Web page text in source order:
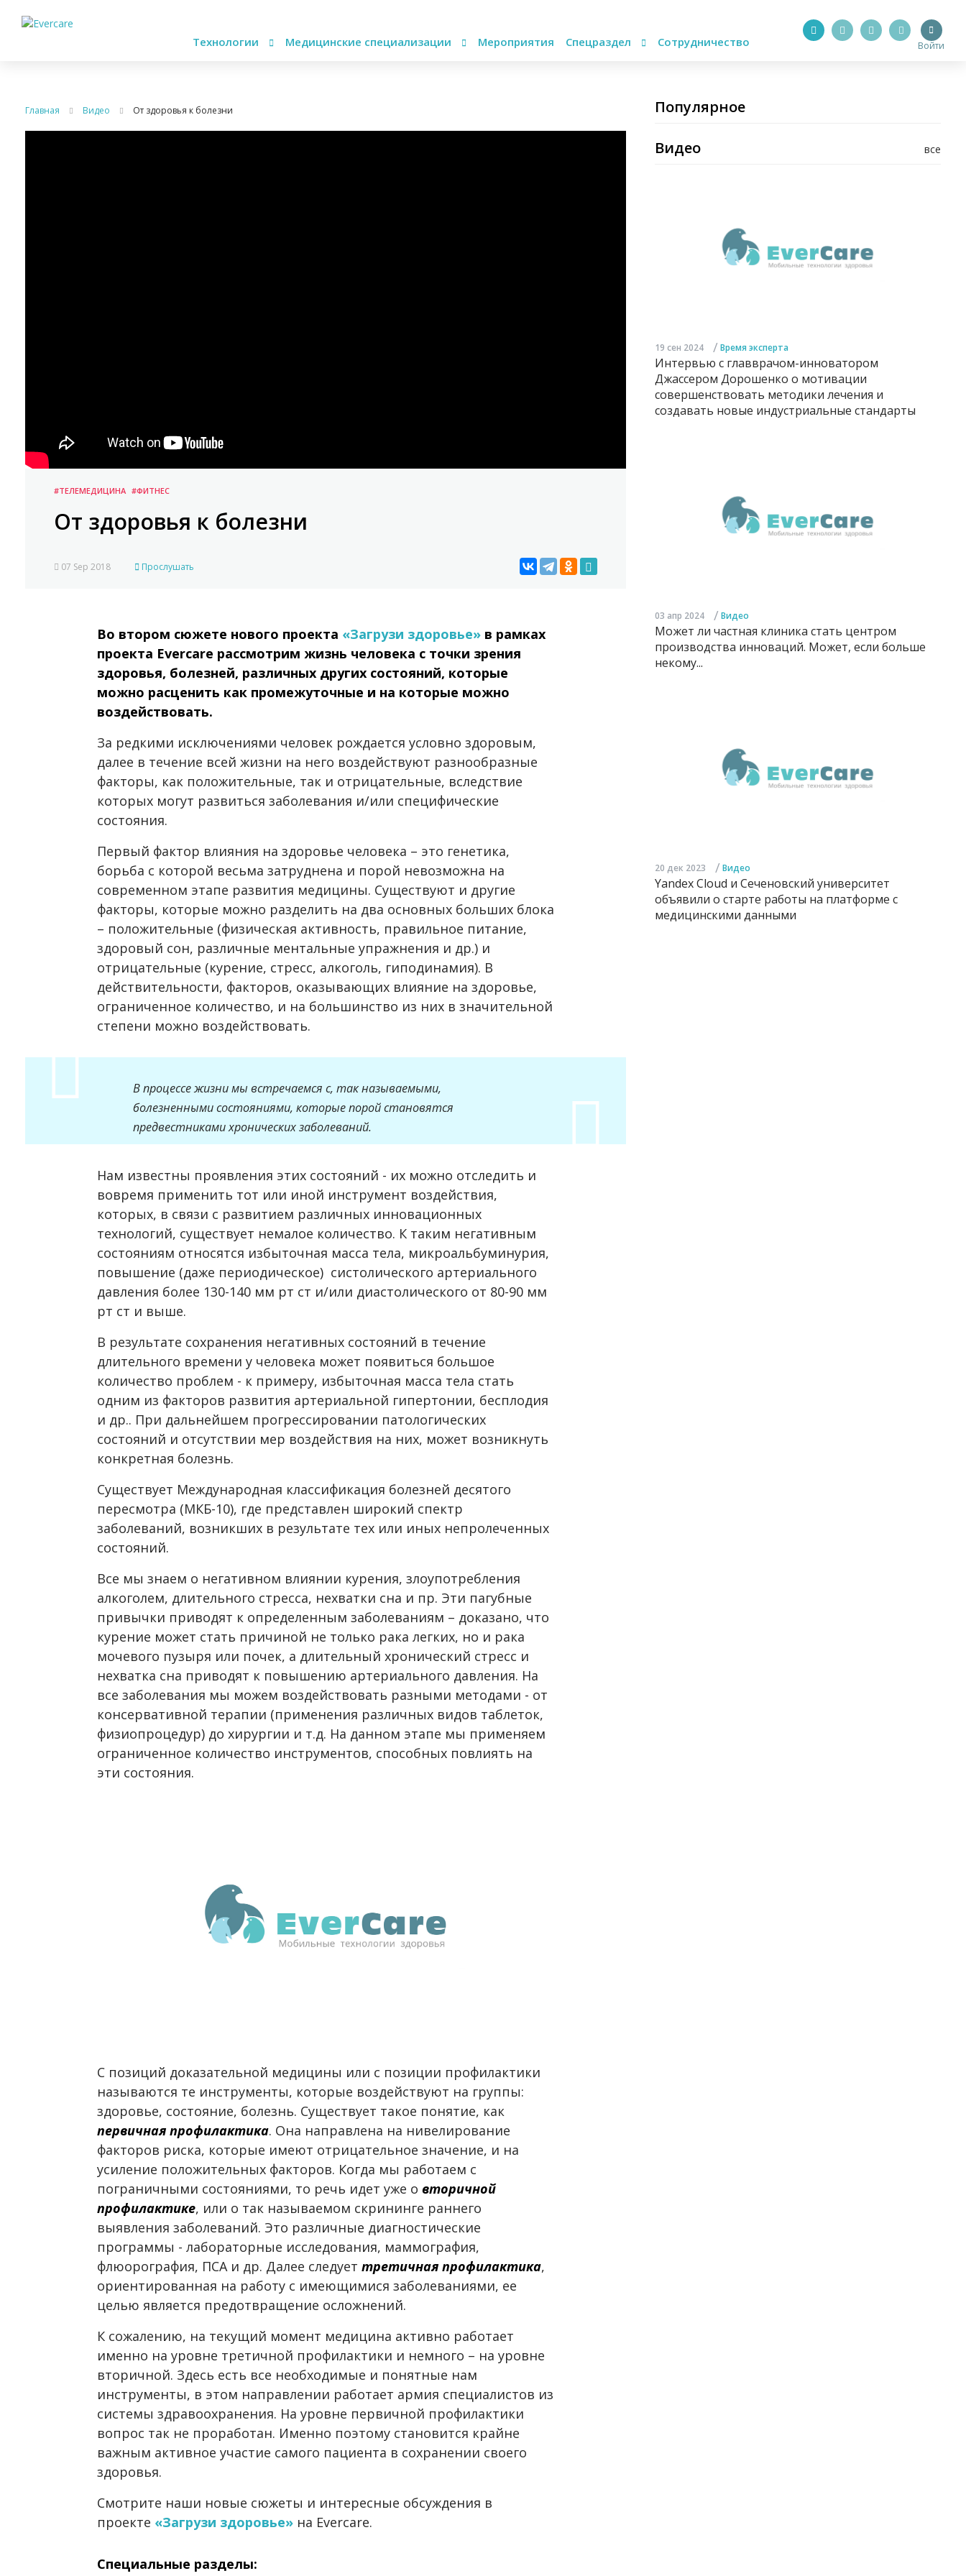
Технологии Медицинские специализации Мероприятия Спецраздел Сотрудничество Войти
Главная Видео От здоровья к болезни
#ТЕЛЕМЕДИЦИНА #ФИТНЕС
От здоровья к болезни
07 Sep 2018 Прослушать
Во втором сюжете нового проекта «Загрузи здоровье» в рамках
проекта Evercare рассмотрим жизнь человека с точки зрения
здоровья, болезней, различных других состояний, которые
можно расценить как промежуточные и на которые можно
воздействовать.
За редкими исключениями человек рождается условно здоровым,
далее в течение всей жизни на него воздействуют разнообразные
факторы, как положительные, так и отрицательные, вследствие
которых могут развиться заболевания и/или специфические
состояния.
Первый фактор влияния на здоровье человека – это генетика,
борьба с которой весьма затруднена и порой невозможна на
современном этапе развития медицины. Существуют и другие
факторы, которые можно разделить на два основных больших блока
– положительные (физическая активность, правильное питание,
здоровый сон, различные ментальные упражнения и др.) и
отрицательные (курение, стресс, алкоголь, гиподинамия). В
действительности, факторов, оказывающих влияние на здоровье,
ограниченное количество, и на большинство из них в значительной
степени можно воздействовать.
В процессе жизни мы встречаемся с, так называемыми,
болезненными состояниями, которые порой становятся
предвестниками хронических заболеваний.
Нам известны проявления этих состояний - их можно отследить и
вовремя применить тот или иной инструмент воздействия,
которых, в связи с развитием различных инновационных
технологий, существует немалое количество. К таким негативным
состояниям относятся избыточная масса тела, микроальбуминурия,
повышение (даже периодическое) систолического артериального
давления более 130-140 мм рт ст и/или диастолического от 80-90 мм
рт ст и выше.
В результате сохранения негативных состояний в течение
длительного времени у человека может появиться большое
количество проблем - к примеру, избыточная масса тела стать
одним из факторов развития артериальной гипертонии, бесплодия
и др.. При дальнейшем прогрессировании патологических
состояний и отсутствии мер воздействия на них, может возникнуть
конкретная болезнь.
Существует Международная классификация болезней десятого
пересмотра (МКБ-10), где представлен широкий спектр
заболеваний, возникших в результате тех или иных непролеченных
состояний.
Все мы знаем о негативном влиянии курения, злоупотребления
алкоголем, длительного стресса, нехватки сна и пр. Эти пагубные
привычки приводят к определенным заболеваниям – доказано, что
курение может стать причиной не только рака легких, но и рака
мочевого пузыря или почек, а длительный хронический стресс и
нехватка сна приводят к повышению артериального давления. На
все заболевания мы можем воздействовать разными методами - от
консервативной терапии (применения различных видов таблеток,
физиопроцедур) до хирургии и т.д. На данном этапе мы применяем
ограниченное количество инструментов, способных повлиять на
эти состояния.
С позиций доказательной медицины или с позиции профилактики
называются те инструменты, которые воздействуют на группы:
здоровье, состояние, болезнь. Существует такое понятие, как
первичная профилактика. Она направлена на нивелирование
факторов риска, которые имеют отрицательное значение, и на
усиление положительных факторов. Когда мы работаем с
пограничными состояниями, то речь идет уже о вторичной
профилактике, или о так называемом скрининге раннего
выявления заболеваний. Это различные диагностические
программы - лабораторные исследования, маммография,
флюорография, ПСА и др. Далее следует третичная профилактика,
ориентированная на работу с имеющимися заболеваниями, ее
целью является предотвращение осложнений.
К сожалению, на текущий момент медицина активно работает
именно на уровне третичной профилактики и немного – на уровне
вторичной. Здесь есть все необходимые и понятные нам
инструменты, в этом направлении работает армия специалистов из
системы здравоохранения. На уровне первичной профилактики
вопрос так не проработан. Именно поэтому становится крайне
важным активное участие самого пациента в сохранении своего
здоровья.
Смотрите наши новые сюжеты и интересные обсуждения в
проекте «Загрузи здоровье» на Evercare.
Специальные разделы:
Популярное
все
Видео
19 сен 2024 / Время эксперта
Интервью с главврачом-инноватором
Джассером Дорошенко о мотивации
совершенствовать методики лечения и
создавать новые индустриальные стандарты
03 апр 2024 / Видео
Может ли частная клиника стать центром
производства инноваций. Может, если больше
некому...
20 дек 2023 / Видео
Yandex Cloud и Сеченовский университет
объявили о старте работы на платформе с
медицинскими данными